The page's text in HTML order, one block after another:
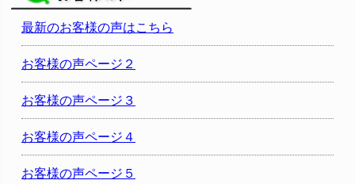
最新のお客様の声はこちら
お客様の声ページ２
お客様の声ページ３
お客様の声ページ４
お客様の声ページ５